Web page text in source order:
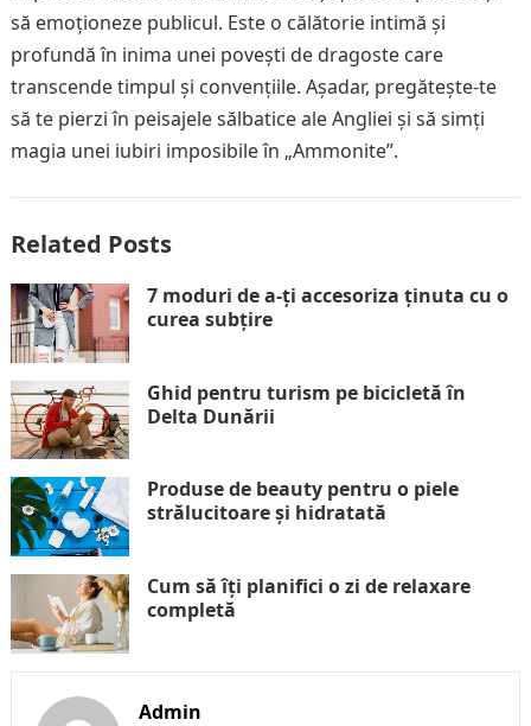
să emoționeze publicul. Este o călătorie intimă și
profundă în inima unei povești de dragoste care
transcende timpul și convențiile. Așadar, pregătește-te
să te pierzi în peisajele sălbatice ale Angliei și să simți
magia unei iubiri imposibile în „Ammonite”.
Related Posts
7 moduri de a-ți accesoriza ținuta cu o
curea subțire
Ghid pentru turism pe bicicletă în
Delta Dunării
Produse de beauty pentru o piele
strălucitoare și hidratată
Cum să îți planifici o zi de relaxare
completă
Admin